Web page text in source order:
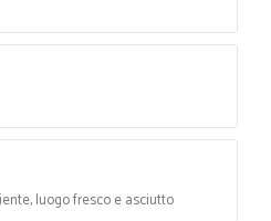
luogo fresco e asciutto